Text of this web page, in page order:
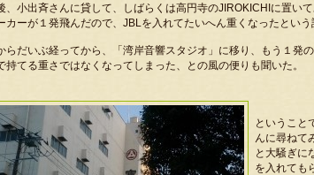
、小出斉さんに貸して、しばらくは高円寺のJIROKICHIに置いて
カーが１発飛んだので、JBLを入れてたいへん重くなったという
らだいぶ経ってから、「湾岸音響スタジオ」に移り、もう１発
持てる重さではなくなってしまった、との風の便りも聞いた。
ということ
んに尋ねて
と大騒ぎに
を入れても